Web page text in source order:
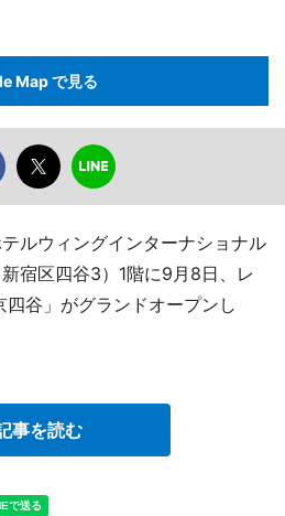
Map で見る
ルウィングインターナショナル
宿区四谷3）1階に9月8日、レ
谷」がグランドオープンし
事を読む